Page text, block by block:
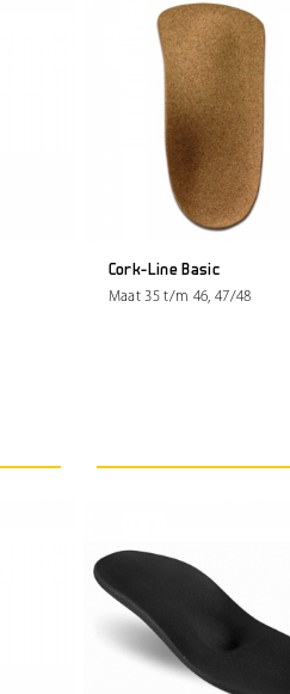
Cork-Line Basic
Maat 35 t/m 46, 47/48